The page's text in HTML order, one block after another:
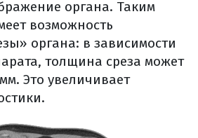
органа. Таким
возможность
органа: в зависимости
толщина среза может
Это увеличивает